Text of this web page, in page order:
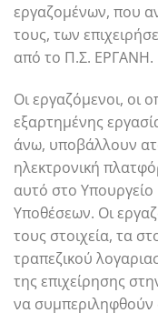
εργαζομένων, που
τους, των
από το Π.Σ. ΕΡΓΑΝΗ.
Οι εργαζόμενοι, οι
εξαρτημένης
άνω, υποβάλλουν
ηλεκτρονική
αυτό στο Υπουργείο
Υποθέσεων. Οι
τους στοιχεία, τα
τραπεζικού
της επιχείρησης
να συμπεριληφθούν